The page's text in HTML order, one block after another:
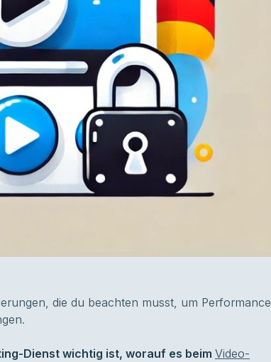
die du beachten musst, um Performance,
Dienst wichtig ist, worauf es beim Video-